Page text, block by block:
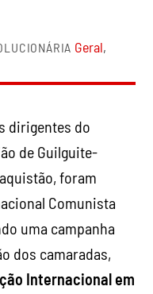
Geral,
dirigentes do
de Guilguite-
foram
Comunista
uma campanha
dos camaradas,
Internacional em